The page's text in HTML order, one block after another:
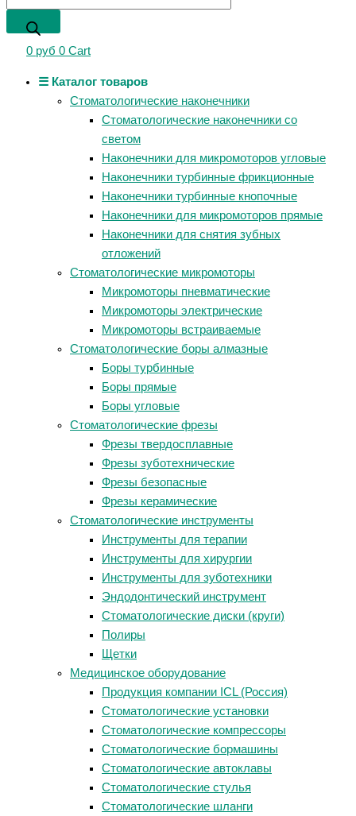
0 руб 0 Cart
☰ Каталог товаров
Стоматологические наконечники
Стоматологические наконечники со
светом
Наконечники для микромоторов угловые
Наконечники турбинные фрикционные
Наконечники турбинные кнопочные
Наконечники для микромоторов прямые
Наконечники для снятия зубных
отложений
Стоматологические микромоторы
Микромоторы пневматические
Микромоторы электрические
Микромоторы встраиваемые
Стоматологические боры алмазные
Боры турбинные
Боры прямые
Боры угловые
Стоматологические фрезы
Фрезы твердосплавные
Фрезы зуботехнические
Фрезы безопасные
Фрезы керамические
Стоматологические инструменты
Инструменты для терапии
Инструменты для хирургии
Инструменты для зуботехники
Эндодонтический инструмент
Стоматологические диски (круги)
Полиры
Щетки
Медицинское оборудование
Продукция компании ICL (Россия)
Стоматологические установки
Стоматологические компрессоры
Стоматологические бормашины
Стоматологические автоклавы
Стоматологические стулья
Стоматологические шланги